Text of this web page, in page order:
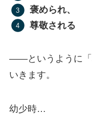
褒められ、
尊敬される
——というように「
いきます。
幼少時…